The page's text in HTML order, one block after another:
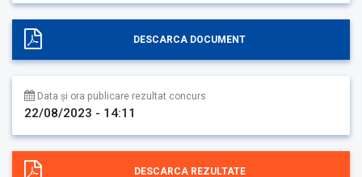
DESCARCA DOCUMENT
Data și ora publicare rezultat concurs
22/08/2023 - 14:11
DESCARCA REZULTATE